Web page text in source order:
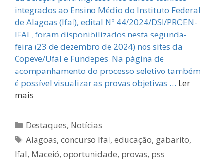
integrados ao Ensino Médio do Instituto Federal
de Alagoas (Ifal), edital Nº 44/2024/DSI/PROEN-
IFAL, foram disponibilizados nesta segunda-
feira (23 de dezembro de 2024) nos sites da
Copeve/Ufal e Fundepes. Na página de
acompanhamento do processo seletivo também
é possível visualizar as provas objetivas … Ler
mais
Categorias
Destaques, Notícias
Tags
Alagoas,concurso Ifal,educação, gabarito,
Ifal, Maceió, oportunidade, provas, pss